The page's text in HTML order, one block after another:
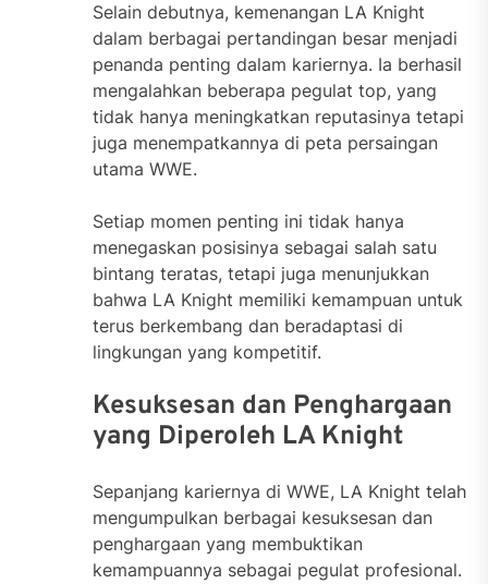
Selain debutnya, kemenangan LA Knight
dalam berbagai pertandingan besar menjadi
penanda penting dalam kariernya. Ia berhasil
mengalahkan beberapa pegulat top, yang
tidak hanya meningkatkan reputasinya tetapi
juga menempatkannya di peta persaingan
utama WWE.
Setiap momen penting ini tidak hanya
menegaskan posisinya sebagai salah satu
bintang teratas, tetapi juga menunjukkan
bahwa LA Knight memiliki kemampuan untuk
terus berkembang dan beradaptasi di
lingkungan yang kompetitif.
Kesuksesan dan Penghargaan
yang Diperoleh LA Knight
Sepanjang kariernya di WWE, LA Knight telah
mengumpulkan berbagai kesuksesan dan
penghargaan yang membuktikan
kemampuannya sebagai pegulat profesional.